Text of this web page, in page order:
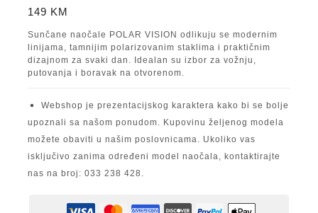
149 KM
Sunčane naočale POLAR VISION odlikuju se modernim
linijama, tamnijim polarizovanim staklima i praktičnim
dizajnom za svaki dan. Idealan su izbor za vožnju,
putovanja i boravak na otvorenom.
Webshop je prezentacijskog karaktera kako bi se bolje
upoznali sa našom ponudom. Kupovinu željenog modela
možete obaviti u našim poslovnicama. Ukoliko vas
isključivo zanima određeni model naočala, kontaktirajte
nas na broj: 033 238 428.